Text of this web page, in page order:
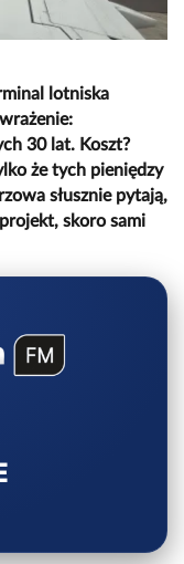
lotniska
30 lat. Koszt?
że tych pieniędzy
słusznie pytają,
skoro sami